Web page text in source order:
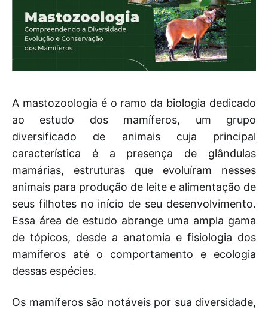
A mastozoologia é o ramo da biologia dedicado
ao estudo dos mamíferos, um grupo
diversificado de animais cuja principal
característica é a presença de glândulas
mamárias, estruturas que evoluíram nesses
animais para produção de leite e alimentação de
seus filhotes no início de seu desenvolvimento.
Essa área de estudo abrange uma ampla gama
de tópicos, desde a anatomia e fisiologia dos
mamíferos até o comportamento e ecologia
dessas espécies.
Os mamíferos são notáveis por sua diversidade,